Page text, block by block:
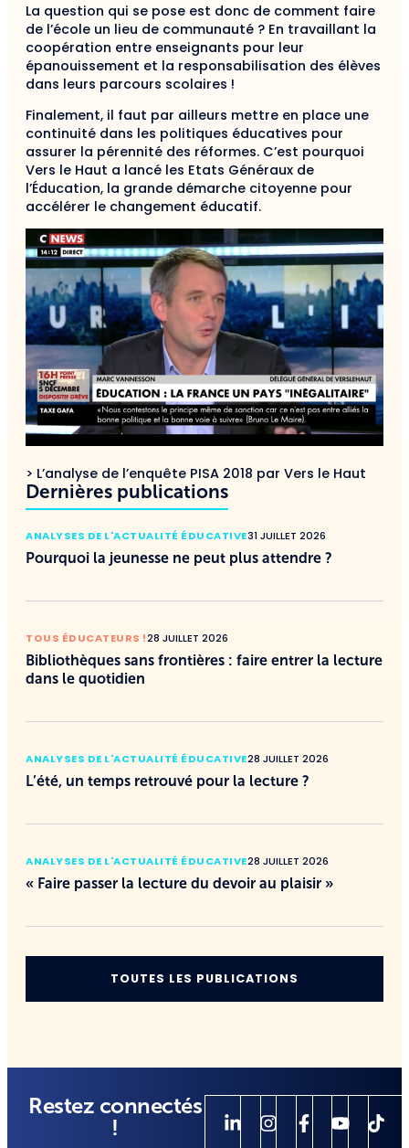
La question qui se pose est donc de comment faire
de l’école un lieu de communauté ? En travaillant la
coopération entre enseignants pour leur
épanouissement et la responsabilisation des élèves
dans leurs parcours scolaires !
Finalement, il faut par ailleurs mettre en place une
continuité dans les politiques éducatives pour
assurer la pérennité des réformes. C’est pourquoi
Vers le Haut a lancé les Etats Généraux de
l’Éducation, la grande démarche citoyenne pour
accélérer le changement éducatif.
> L’analyse de l’enquête PISA 2018 par Vers le Haut
Dernières publications
ANALYSES DE L'ACTUALITÉ ÉDUCATIVE31 JUILLET 2026
Pourquoi la jeunesse ne peut plus attendre ?
TOUS ÉDUCATEURS !28 JUILLET 2026
Bibliothèques sans frontières : faire entrer la lecture
dans le quotidien
ANALYSES DE L'ACTUALITÉ ÉDUCATIVE28 JUILLET 2026
L’été, un temps retrouvé pour la lecture ?
ANALYSES DE L'ACTUALITÉ ÉDUCATIVE28 JUILLET 2026
« Faire passer la lecture du devoir au plaisir »
TOUTES LES PUBLICATIONS
Restez connectés
!